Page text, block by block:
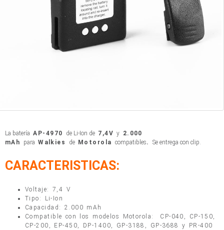
La batería AP-4970 de Li-Ion de 7,4V y 2.000
mAh
para Walkies de Motorola compatibles. Se entrega con clip.
CARACTERISTICAS:
Voltaje: 7,4 V
Tipo: Li-Ion
Capacidad: 2.000 mAh
Compatible con los modelos Motorola: CP-040, CP-150,
CP-200, EP-450, DP-1400, GP-3188, GP-3688 y PR-400